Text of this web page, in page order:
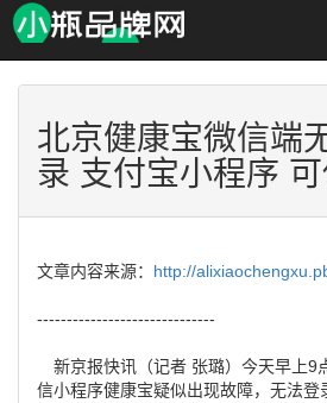
北京健康宝微信端
录 支付宝小程序 可
文章内容来源： http://
------------------------------
新京报快讯（记者 张璐）今天早上9
信小程序健康宝疑似出现故障，无法登